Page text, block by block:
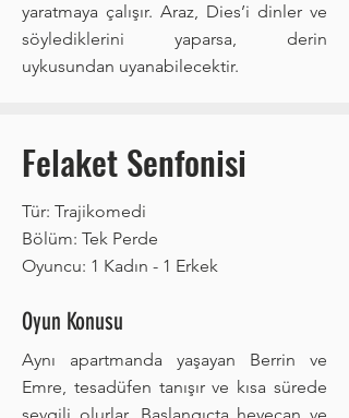
yaratmaya çalışır. Araz, Dies’i dinler ve
söylediklerini yaparsa, derin
uykusundan uyanabilecektir.
Felaket Senfonisi
Tür: Trajikomedi
Bölüm: Tek Perde
Oyuncu: 1 Kadın - 1 Erkek
Oyun Konusu
Aynı apartmanda yaşayan Berrin ve
Emre, tesadüfen tanışır ve kısa sürede